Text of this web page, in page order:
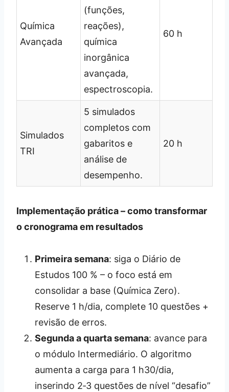
Química
Avançada
(funções,
reações),
química
inorgânica
avançada,
espectroscopia.
60 h
Simulados
TRI
5 simulados
completos com
gabaritos e
análise de
desempenho.
20 h
Implementação prática – como transformar
o cronograma em resultados
Primeira semana: siga o Diário de
Estudos 100 % – o foco está em
consolidar a base (Química Zero).
Reserve 1 h/dia, complete 10 questões +
revisão de erros.
Segunda a quarta semana: avance para
o módulo Intermediário. O algoritmo
aumenta a carga para 1 h30/dia,
inserindo 2‑3 questões de nível “desafio”